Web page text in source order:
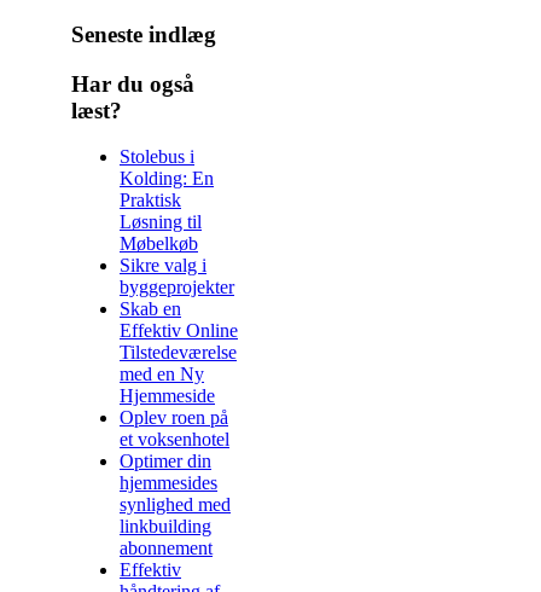
Seneste indlæg
Har du også
læst?
Stolebus i
Kolding: En
Praktisk
Løsning til
Møbelkøb
Sikre valg i
byggeprojekter
Skab en
Effektiv Online
Tilstedeværelse
med en Ny
Hjemmeside
Oplev roen på
et voksenhotel
Optimer din
hjemmesides
synlighed med
linkbuilding
abonnement
Effektiv